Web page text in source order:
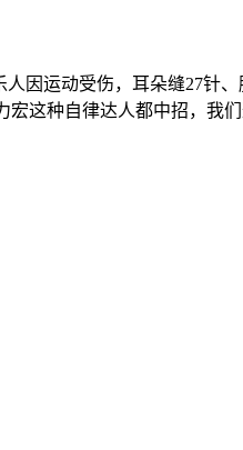
因运动受伤，耳朵缝27针
这种自律达人都中招，我